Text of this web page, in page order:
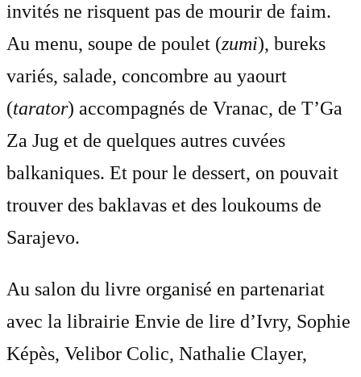
invités ne risquent pas de mourir de faim.
Au menu, soupe de poulet (zumi), bureks
variés, salade, concombre au yaourt
(tarator) accompagnés de Vranac, de T’Ga
Za Jug et de quelques autres cuvées
balkaniques. Et pour le dessert, on pouvait
trouver des baklavas et des loukoums de
Sarajevo.
Au salon du livre organisé en partenariat
avec la librairie Envie de lire d’Ivry, Sophie
Képès, Velibor Colic, Nathalie Clayer,